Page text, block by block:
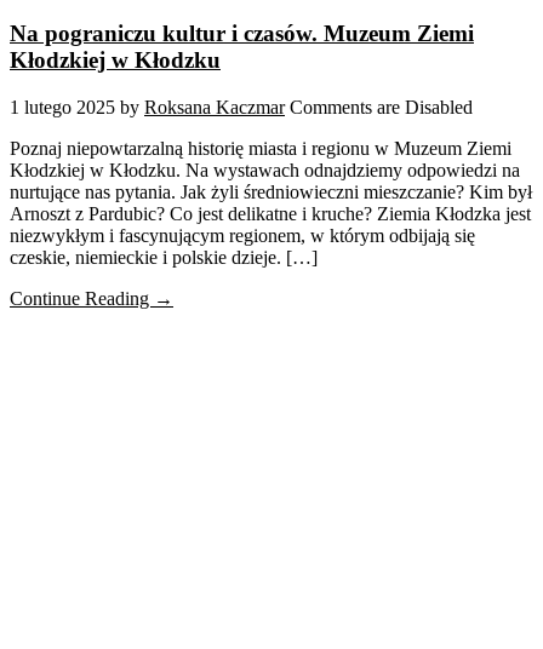
Na pograniczu kultur i czasów. Muzeum Ziemi
Kłodzkiej w Kłodzku
1 lutego 2025 by Roksana Kaczmar Comments are Disabled
Poznaj niepowtarzalną historię miasta i regionu w Muzeum Ziemi
Kłodzkiej w Kłodzku. Na wystawach odnajdziemy odpowiedzi na
nurtujące nas pytania. Jak żyli średniowieczni mieszczanie? Kim był
Arnoszt z Pardubic? Co jest delikatne i kruche? Ziemia Kłodzka jest
niezwykłym i fascynującym regionem, w którym odbijają się
czeskie, niemieckie i polskie dzieje. […]
Continue Reading →